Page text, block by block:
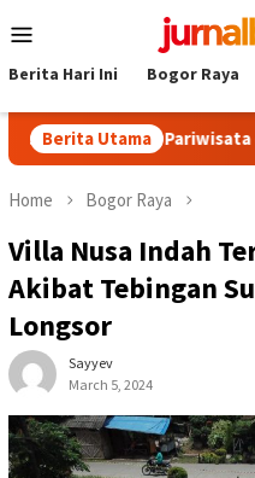
to
Menu
Berita Hari Ini Bogor Raya
Berita Utama
Pariwisata dan
Home Bogor Raya
Villa Nusa Indah
Akibat Tebingan
Longsor
Sayyev
March 5, 2024